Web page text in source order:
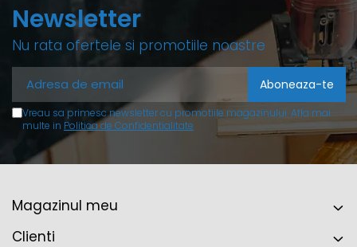
Newsletter
Nu rata ofertele si promotiile noastre
Vreau sa primesc newsletter cu promotiile magazinului. Afla mai
multe in Politica de Confidentialitate
Magazinul meu
Clienti